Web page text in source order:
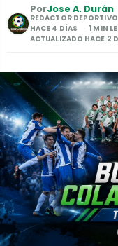
PorJose A. Durán
REDACTOR DEPORTIVO
HACE 4 DÍAS
1 MIN
ACTUALIZADO HACE 2